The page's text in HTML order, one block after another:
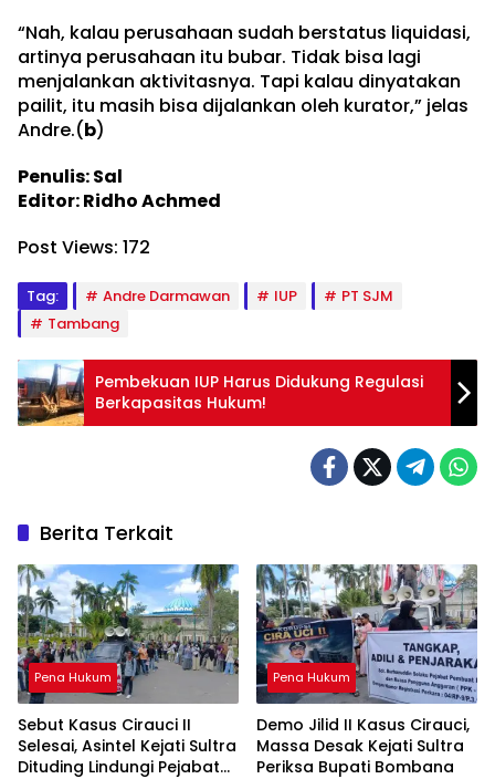
“Nah, kalau perusahaan sudah berstatus liquidasi,
artinya perusahaan itu bubar. Tidak bisa lagi
menjalankan aktivitasnya. Tapi kalau dinyatakan
pailit, itu masih bisa dijalankan oleh kurator,” jelas
Andre.(b)
Penulis: Sal
Editor: Ridho Achmed
Post Views: 172
Tag: Andre Darmawan IUP
PT SJM
Tambang
Pembekuan IUP Harus Didukung Regulasi
Berkapasitas Hukum!
Berita Terkait
Pena Hukum
Sebut Kasus Cirauci II
Selesai, Asintel Kejati Sultra
Dituding Lindungi Pejabat
Pena Hukum
Demo Jilid II Kasus Cirauci,
Massa Desak Kejati Sultra
Periksa Bupati Bombana